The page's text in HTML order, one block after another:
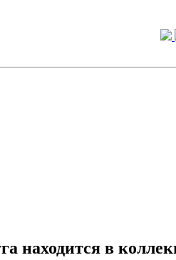
находится в